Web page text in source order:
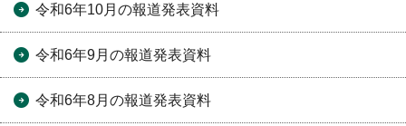
令和6年10月の報道発表資料
令和6年9月の報道発表資料
令和6年8月の報道発表資料